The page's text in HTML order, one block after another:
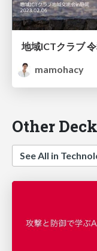
地域ICTクラブ
mamohacy
Other
See All in